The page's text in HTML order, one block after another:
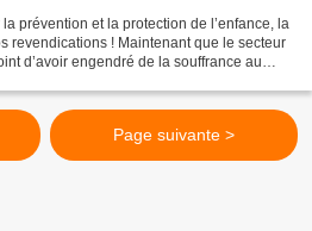
prévention et la protection de l’enfance, la
revendications ! Maintenant que le secteur
d’avoir engendré de la souffrance au
Page suivante >